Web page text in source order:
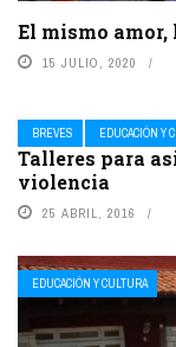
El mismo amor,
15 JULIO, 2020
BREVES EDUCACIÓN Y
Talleres para
violencia
25 ABRIL, 2016
EDUCACIÓN Y CULTURA